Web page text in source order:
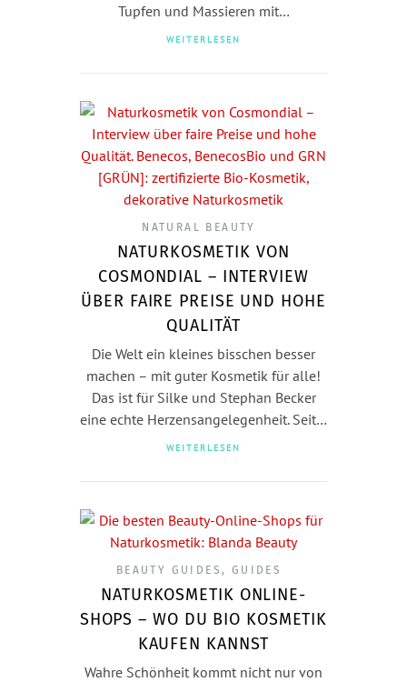
Tupfen und Massieren mit…
WEITERLESEN
NATURAL BEAUTY
NATURKOSMETIK VON
COSMONDIAL – INTERVIEW
ÜBER FAIRE PREISE UND HOHE
QUALITÄT
Die Welt ein kleines bisschen besser
machen – mit guter Kosmetik für alle!
Das ist für Silke und Stephan Becker
eine echte Herzensangelegenheit. Seit…
WEITERLESEN
BEAUTY GUIDES , GUIDES
NATURKOSMETIK ONLINE-
SHOPS – WO DU BIO KOSMETIK
KAUFEN KANNST
Wahre Schönheit kommt nicht nur von